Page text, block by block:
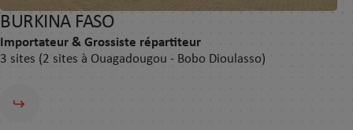
BURKINA FASO
Importateur & Grossiste répartiteur
3 sites (2 sites à Ouagadougou - Bobo Dioulasso)​